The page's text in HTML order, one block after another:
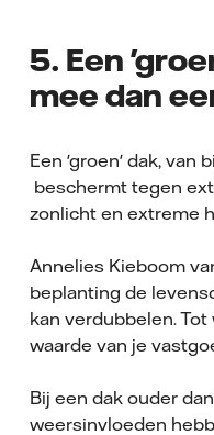
5. Een
mee dan
Een 'groen' dak, van
beschermt tegen
zonlicht en extreme
Annelies Kieboom
beplanting de
kan verdubbelen.
waarde van je
Bij een dak ouder
weersinvloeden